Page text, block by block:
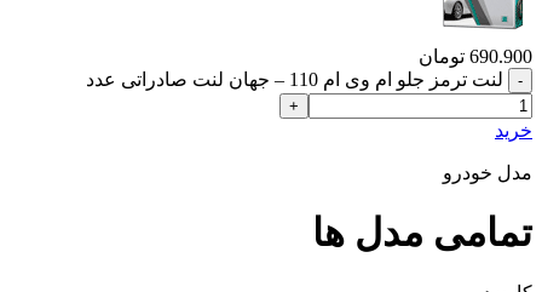
690.900 تومان
لنت ترمز جلو ام وی ام 110 – جهان لنت صادراتی عدد
خرید
مدل خودرو
تمامی مدل ها